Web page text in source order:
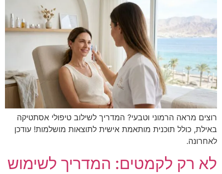
רוצים מראה הרמוני וטבעי? המדריך לשילוב טיפולי אסתטיקה
באילת, כולל תוכנית מותאמת אישית לתוצאות מושלמות! עודכן
לאחרונה.
לא רק לקמטים: המדריך לשימוש